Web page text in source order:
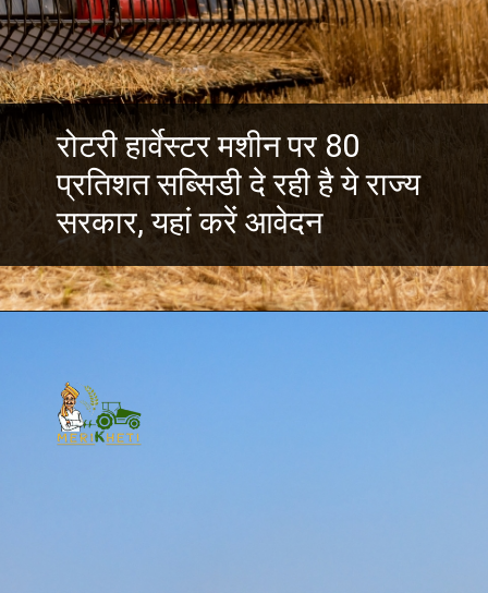
रोटरी हार्वेस्टर मशीन पर 80
प्रतिशत सब्सिडी दे रही है ये राज्य
सरकार, यहां करें आवेदन